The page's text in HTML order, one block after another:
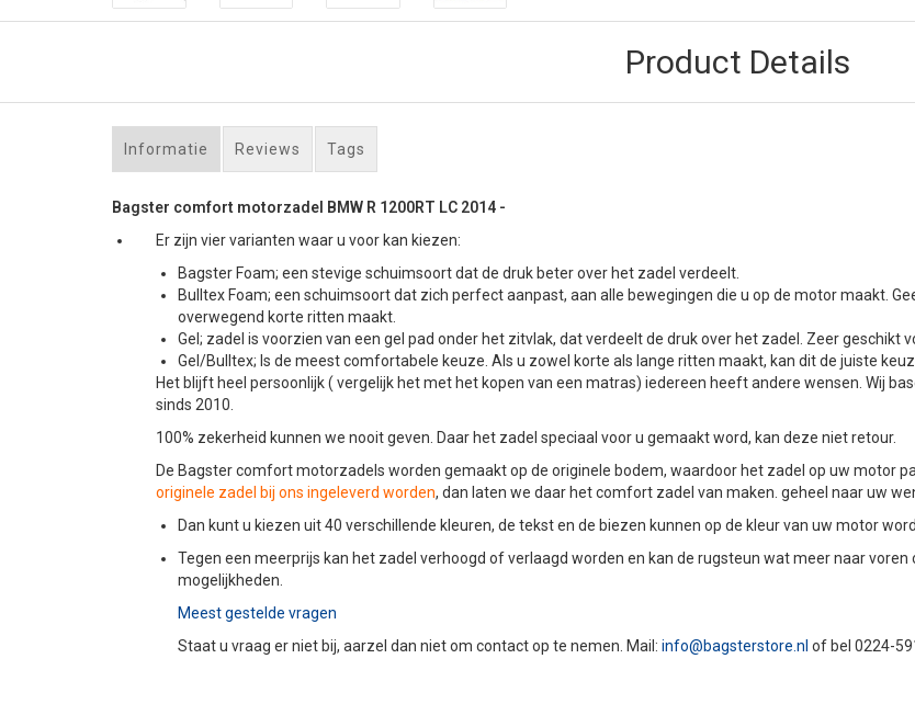
Product Details
Informatie Reviews Tags
Bagster comfort motorzadel BMW R 1200RT LC 2014 -
Er zijn vier varianten waar u voor kan kiezen:
Bagster Foam; een stevige schuimsoort dat de druk beter over het zadel verdeelt.
Bulltex Foam; een schuimsoort dat zich perfect aanpast, aan alle bewegingen die u op de motor maakt.
overwegend korte ritten maakt.
Gel; zadel is voorzien van een gel pad onder het zitvlak, dat verdeelt de druk over het zadel. Zeer geschikt
Gel/Bulltex; Is de meest comfortabele keuze. Als u zowel korte als lange ritten maakt, kan dit de juiste
Het blijft heel persoonlijk ( vergelijk het met het kopen van een matras) iedereen heeft andere wensen. Wij
sinds 2010.
100% zekerheid kunnen we nooit geven. Daar het zadel speciaal voor u gemaakt word, kan deze niet retour.
De Bagster comfort motorzadels worden gemaakt op de originele bodem, waardoor het zadel op uw motor
originele zadel bij ons ingeleverd worden, dan laten we daar het comfort zadel van maken. geheel naar uw
Dan kunt u kiezen uit 40 verschillende kleuren, de tekst en de biezen kunnen op de kleur van uw motor
Tegen een meerprijs kan het zadel verhoogd of verlaagd worden en kan de rugsteun wat meer naar
mogelijkheden.
Meest gestelde vragen
Staat u vraag er niet bij, aarzel dan niet om contact op te nemen. Mail: info@bagsterstore.nl of bel 0224-